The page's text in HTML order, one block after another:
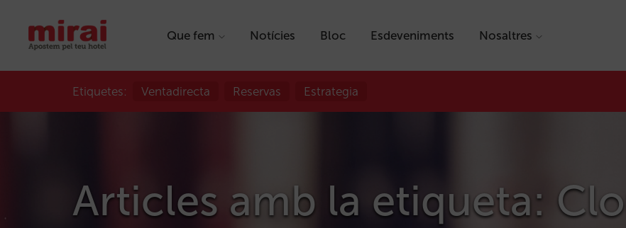
Que fem Notícies Bloc Esdeveniments Nosaltres
Etiquetes: Ventadirecta Reservas Estrategia
Articles amb la etiqueta: